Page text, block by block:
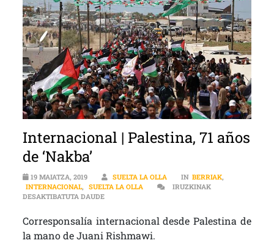
Internacional | Palestina, 71 años
de ‘Nakba’
19 MAIATZA, 2019 SUELTA LA OLLA IN BERRIAK,
INTERNACIONAL, SUELTA LA OLLA
IRUZKINAK
DESAKTIBATUTA DAUDEINTERNACIONAL | PALESTINA, 71 AÑOS DE
Corresponsalía internacional desde Palestina de
la mano de Juani Rishmawi.